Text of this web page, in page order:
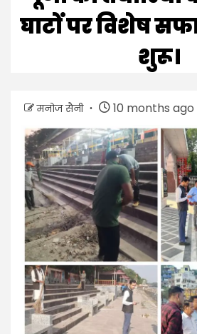
घाटों पर विशेष
शुरू।
मनोज सैनी 10 months ago